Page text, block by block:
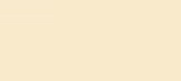
avere